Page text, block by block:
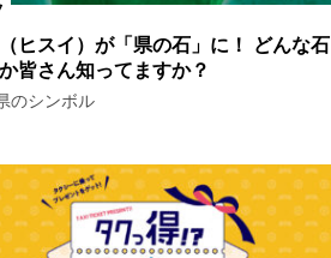
ヒスイ）が「県の石」に！ どんな石
皆さん知ってますか？
のシンボル